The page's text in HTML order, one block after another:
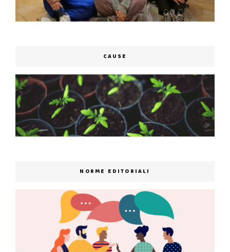
CAUSE
NORME EDITORIALI